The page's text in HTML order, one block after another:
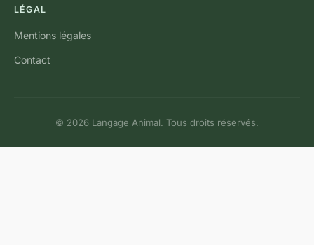
LÉGAL
Mentions légales
Contact
© 2026 Langage Animal. Tous droits réservés.